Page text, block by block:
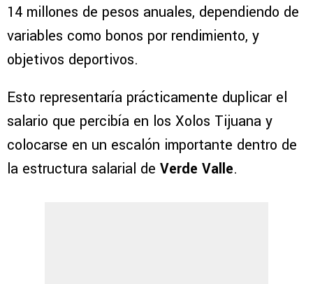
14 millones de pesos anuales, dependiendo de
variables como bonos por rendimiento, y
objetivos deportivos.
Esto representaría prácticamente duplicar el
salario que percibía en los Xolos Tijuana y
colocarse en un escalón importante dentro de
la estructura salarial de Verde Valle.